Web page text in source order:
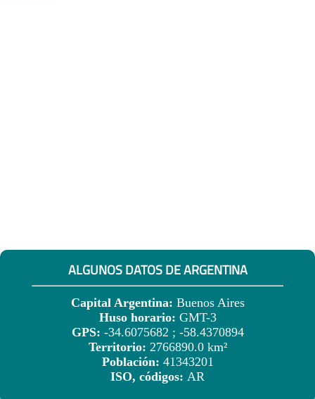
ALGUNOS DATOS DE ARGENTINA
Capital Argentina: Buenos Aires
Huso horario: GMT-3
GPS: -34.6075682 ; -58.4370894
Territorio: 2766890.0 km²
Población: 41343201
ISO, códigos: AR